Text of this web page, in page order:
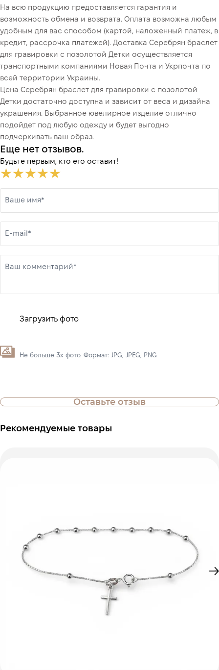
На всю продукцию предоставляется гарантия и
возможность обмена и возврата. Оплата возможна любым
удобным для вас способом (картой, наложенный платеж, в
кредит, рассрочка платежей). Доставка Серебрян браслет
для гравировки с позолотой Детки осуществляется
транспортными компаниями Новая Почта и Укрпочта по
всей территории Украины.
Цена Серебрян браслет для гравировки с позолотой
Детки достаточно доступна и зависит от веса и дизайна
украшения. Выбранное ювелирное изделие отлично
подойдет под любую одежду и будет выгодно
подчеркивать ваш образ.
Еще нет отзывов.
Будьте первым, кто его оставит!
Ваше имя*
E-mail*
Ваш комментарий*
Загрузить фото
Не больше 3х фото. Формат: JPG, JPEG, PNG
Оставьте отзыв
Рекомендуемые товары